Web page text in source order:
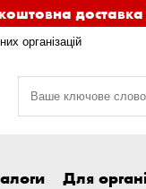
організацій
Для